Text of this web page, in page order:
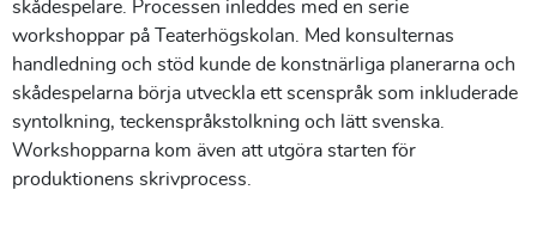
skådespelare. Processen inleddes med en serie
workshoppar på Teaterhögskolan. Med konsulternas
handledning och stöd kunde de konstnärliga planerarna och
skådespelarna börja utveckla ett scenspråk som inkluderade
syntolkning, teckenspråkstolkning och lätt svenska.
Workshopparna kom även att utgöra starten för
produktionens skrivprocess.